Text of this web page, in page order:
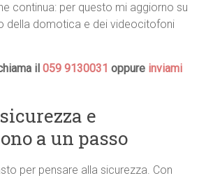
continua: per questo mi aggiorno su
della domotica e dei videocitofoni
il059 9130031 oppure inviami
e
a un passo
per pensare alla sicurezza. Con